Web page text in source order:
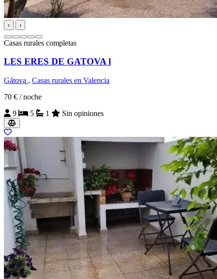
‹ ›
Casas rurales completas
LES ERES DE GATOVA l
Gátova , Casas rurales en Valencia
70 € / noche
9
5 1 Sin opiniones